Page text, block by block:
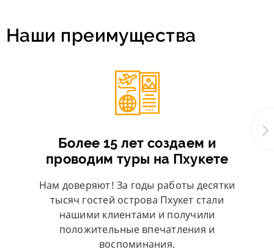
Наши преимущества
Более 15 лет создаем и
проводим туры на Пхукете
Нам доверяют! За годы работы десятки
тысяч гостей острова Пхукет стали
нашими клиентами и получили
положительные впечатления и
воспоминания.